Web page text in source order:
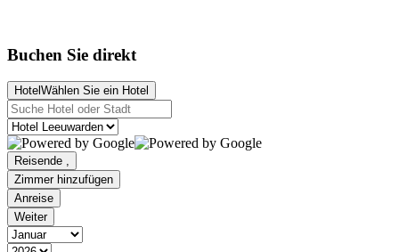
Buchen Sie direkt
Hotel Wählen Sie ein Hotel
Reisende ,
Zimmer hinzufügen
Anreise
Weiter